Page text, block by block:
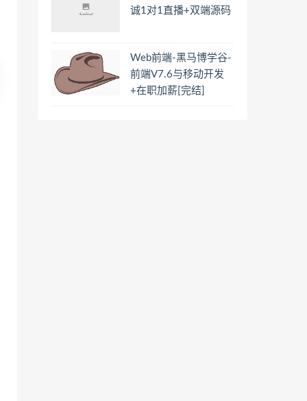
诚1对1直播+双端源码
Web前端-黑马博学谷-
前端V7.6与移动开发
+在职加薪[完结]